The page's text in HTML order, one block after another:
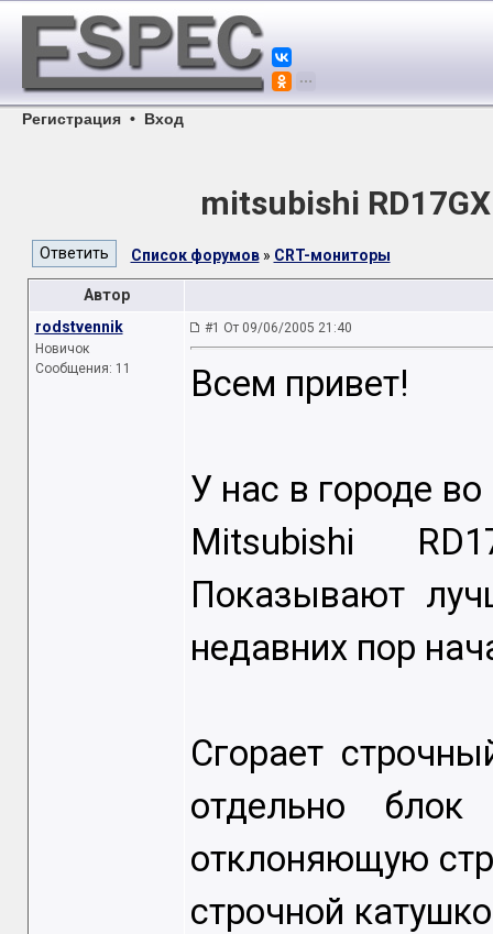
Регистрация • Вход
mitsubishi
Список форумов» CRT-мониторы
Автор
rodstvennik
Новичок
Сообщения: 11
#1 От 09/06/2005 21:40
Всем привет!
У нас в городе
Mitsubishi
Показывают
недавних пор
Сгорает
отдельно
отклоняющую
строчной